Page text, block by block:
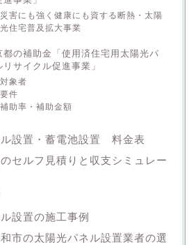
災害にも強く健康にも資する断熱・太陽
光住宅普及拡大事業
都の補助金「使用済住宅用太陽光パ
リサイクル促進事業」
対象者
要件
補助率・補助金額
設置・蓄電池設置 料金表
セルフ見積りと収支シミュレー
設置の施工事例
市の太陽光パネル設置業者の選